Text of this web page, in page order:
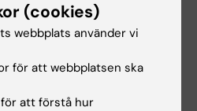
(cookies)
webbplats använder vi
för att webbplatsen ska
för att förstå hur